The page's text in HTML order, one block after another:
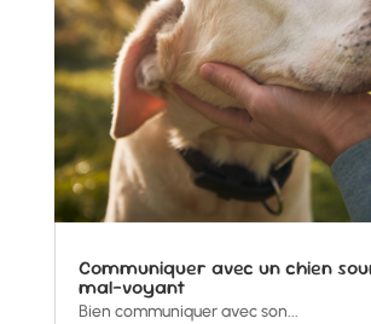
Communiquer avec un chien
mal-voyant
Bien communiquer avec son...